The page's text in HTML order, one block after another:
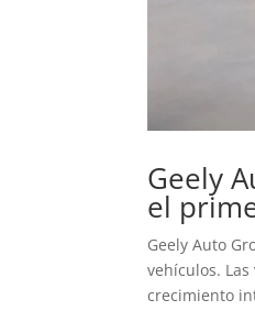
Geely
el
Geely Auto
vehículos.
crecimiento